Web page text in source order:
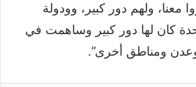
معنا، ولهم دور كبير، وودولة
كان لها دور كبير وساهمت في
ومناطق أخرى”.